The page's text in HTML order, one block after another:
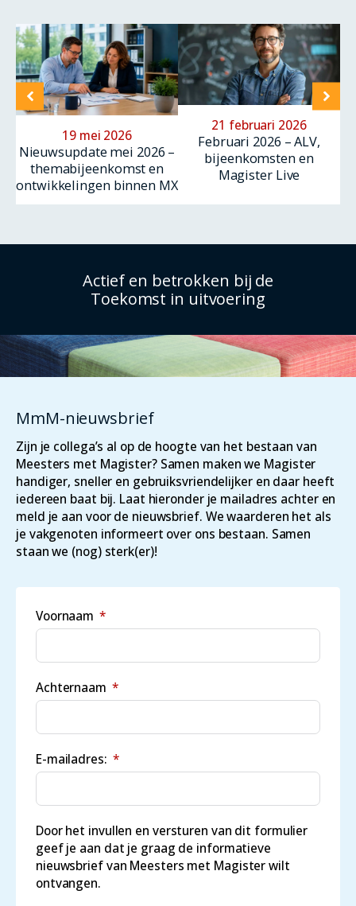
19 mei 2026
Nieuwsupdate mei 2026 –
themabijeenkomst en
ontwikkelingen binnen MX
21 februari 2026
Februari 2026 – ALV,
bijeenkomsten en
Magister Live
Actief en betrokken bij de
Toekomst in uitvoering
MmM-nieuwsbrief
Zijn je collega’s al op de hoogte van het bestaan van
Meesters met Magister? Samen maken we Magister
handiger, sneller en gebruiksvriendelijker en daar heeft
iedereen baat bij. Laat hieronder je mailadres achter en
meld je aan voor de nieuwsbrief. We waarderen het als
je vakgenoten informeert over ons bestaan. Samen
staan we (nog) sterk(er)!
Voornaam
Achternaam
E-mailadres:
Door het invullen en versturen van dit formulier
geef je aan dat je graag de informatieve
nieuwsbrief van Meesters met Magister wilt
ontvangen.